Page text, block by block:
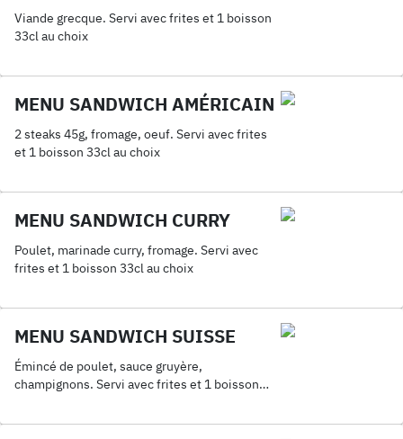
Viande grecque. Servi avec frites et 1 boisson
33cl au choix
MENU SANDWICH AMÉRICAIN
2 steaks 45g, fromage, oeuf. Servi avec frites
et 1 boisson 33cl au choix
MENU SANDWICH CURRY
Poulet, marinade curry, fromage. Servi avec
frites et 1 boisson 33cl au choix
MENU SANDWICH SUISSE
Émincé de poulet, sauce gruyère,
champignons. Servi avec frites et 1 boisson